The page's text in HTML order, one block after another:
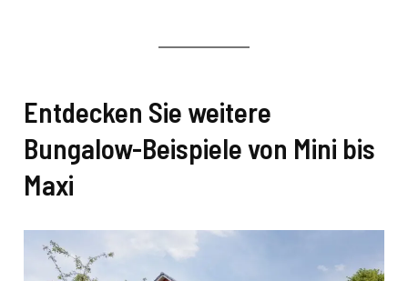
Entdecken Sie weitere
Bungalow-Beispiele von Mini bis
Maxi